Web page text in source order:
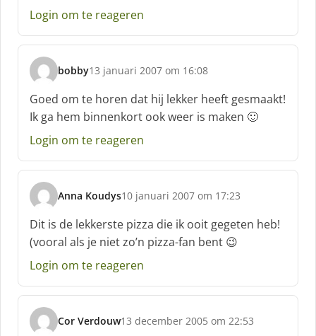
Login om te reageren
bobby
s
c
h
r
e
f
13 januari 2007 om 16:08
Goed om te horen dat hij lekker heeft gesmaakt!
Ik ga hem binnenkort ook weer is maken 🙂
Login om te reageren
Anna Koudys
s
c
h
r
e
f
10 januari 2007 om 17:23
Dit is de lekkerste pizza die ik ooit gegeten heb!
(vooral als je niet zo’n pizza-fan bent 😉
Login om te reageren
Cor Verdouw
s
13 december 2005 om 22:53